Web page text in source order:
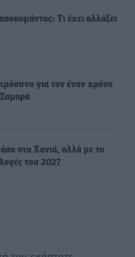
Τι έχει αλλάξει
για τον έναν χρόνο
στα Χανιά, αλλά με το
του 2027